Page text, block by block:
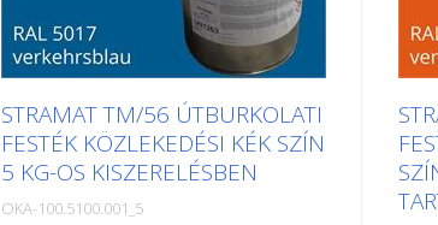
STRAMAT TM/56 ÚTBURKOLATI
FESTÉK KÖZLEKEDÉSI KÉK SZÍN
5 KG-OS KISZERELÉSBEN
OKA-100.5100.001_5